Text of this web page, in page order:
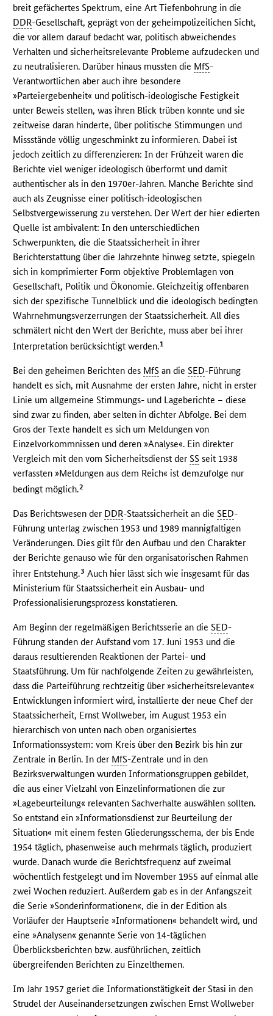
breit gefächertes Spektrum, eine Art Tiefenbohrung in die
DDR-Gesellschaft, geprägt von der geheimpolizeilichen Sicht,
die vor allem darauf bedacht war, politisch abweichendes
Verhalten und sicherheitsrelevante Probleme aufzudecken und
zu neutralisieren. Darüber hinaus mussten die MfS-
Verantwortlichen aber auch ihre besondere
»Parteiergebenheit« und politisch-ideologische Festigkeit
unter Beweis stellen, was ihren Blick trüben konnte und sie
zeitweise daran hinderte, über politische Stimmungen und
Missstände völlig ungeschminkt zu informieren. Dabei ist
jedoch zeitlich zu differenzieren: In der Frühzeit waren die
Berichte viel weniger ideologisch überformt und damit
authentischer als in den 1970er-Jahren. Manche Berichte sind
auch als Zeugnisse einer politisch-ideologischen
Selbstvergewisserung zu verstehen. Der Wert der hier edierten
Quelle ist ambivalent: In den unterschiedlichen
Schwerpunkten, die die Staatssicherheit in ihrer
Berichterstattung über die Jahrzehnte hinweg setzte, spiegeln
sich in komprimierter Form objektive Problemlagen von
Gesellschaft, Politik und Ökonomie. Gleichzeitig offenbaren
sich der spezifische Tunnelblick und die ideologisch bedingten
Wahrnehmungsverzerrungen der Staatssicherheit. All dies
schmälert nicht den Wert der Berichte, muss aber bei ihrer
Interpretation berücksichtigt werden.1
Bei den geheimen Berichten des MfS an dieSED-Führung
handelt es sich, mit Ausnahme der ersten Jahre, nicht in erster
Linie um allgemeine Stimmungs- und Lageberichte – diese
sind zwar zu finden, aber selten in dichter Abfolge. Bei dem
Gros der Texte handelt es sich um Meldungen von
Einzelvorkommnissen und deren »Analyse«. Ein direkter
Vergleich mit den vom Sicherheitsdienst derSS seit 1938
verfassten »Meldungen aus dem Reich« ist demzufolge nur
bedingt möglich.2
Das Berichtswesen der DDR-Staatssicherheit an dieSED-
Führung unterlag zwischen 1953 und 1989 mannigfaltigen
Veränderungen. Dies gilt für den Aufbau und den Charakter
der Berichte genauso wie für den organisatorischen Rahmen
ihrer Entstehung.3 Auch hier lässt sich wie insgesamt für das
Ministerium für Staatssicherheit ein Ausbau- und
Professionalisierungsprozess konstatieren.
Am Beginn der regelmäßigen Berichtsserie an dieSED-
Führung standen der Aufstand vom 17. Juni 1953 und die
daraus resultierenden Reaktionen der Partei- und
Staatsführung. Um für nachfolgende Zeiten zu gewährleisten,
dass die Parteiführung rechtzeitig über »sicherheitsrelevante«
Entwicklungen informiert wird, installierte der neue Chef der
Staatssicherheit, Ernst Wollweber, im August 1953 ein
hierarchisch von unten nach oben organisiertes
Informationssystem: vom Kreis über den Bezirk bis hin zur
Zentrale in Berlin. In der MfS-Zentrale und in den
Bezirksverwaltungen wurden Informationsgruppen gebildet,
die aus einer Vielzahl von Einzelinformationen die zur
»Lagebeurteilung« relevanten Sachverhalte auswählen sollten.
So entstand ein »Informationsdienst zur Beurteilung der
Situation« mit einem festen Gliederungsschema, der bis Ende
1954 täglich, phasenweise auch mehrmals täglich, produziert
wurde. Danach wurde die Berichtsfrequenz auf zweimal
wöchentlich festgelegt und im November 1955 auf einmal alle
zwei Wochen reduziert. Außerdem gab es in der Anfangszeit
die Serie »Sonderinformationen«, die in der Edition als
Vorläufer der Hauptserie »Informationen« behandelt wird, und
eine »Analysen« genannte Serie von 14-täglichen
Überblicksberichten bzw. ausführlichen, zeitlich
übergreifenden Berichten zu Einzelthemen.
Im Jahr 1957 geriet die Informationstätigkeit der Stasi in den
Strudel der Auseinandersetzungen zwischen Ernst Wollweber